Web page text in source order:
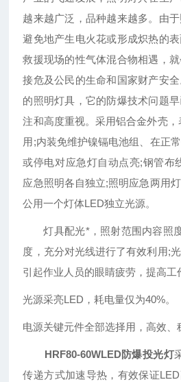
越来越广泛，品种越来越多。由
避免地产生电火花或形成炽热的
救援现场的性气体混合物相遇，
接危及公民的生命和国家财产安
的照明灯具，它的防爆技术问题
注和高度重视。采用铝合金外壳
用;内装免维护镍镉电池组、在正
或停电对应急灯自动点亮;钢管布
应急照明各自独立;照明应急两用
公用一个灯体LED独立光源。
灯具配光*，照射范围内容照
度，充分对光线进行了有效利用;
引起作业人员的眼睛疲劳，提高工
光源采亮LED，耗电量仅为40%。
电源关键元件全部选择用，高效、
HRF80-60WLED防爆投光灯
传递方式加速导热，有效保证